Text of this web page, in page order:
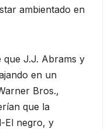
ambientado en
que J.J. Abrams y
en un
Bros.,
que la
El negro, y